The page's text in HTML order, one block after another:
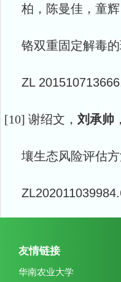
柏，陈曼佳，童
铬双重固定解毒
ZL
[10] 谢绍文， 刘承帅
壤生态风险评估方
友情链接
华南农业大学